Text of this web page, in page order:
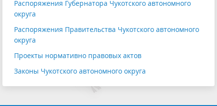
Распоряжения Губернатора Чукотского автономного
округа
Распоряжения Правительства Чукотского автономного
округа
Проекты нормативно правовых актов
Законы Чукотского автономного округа